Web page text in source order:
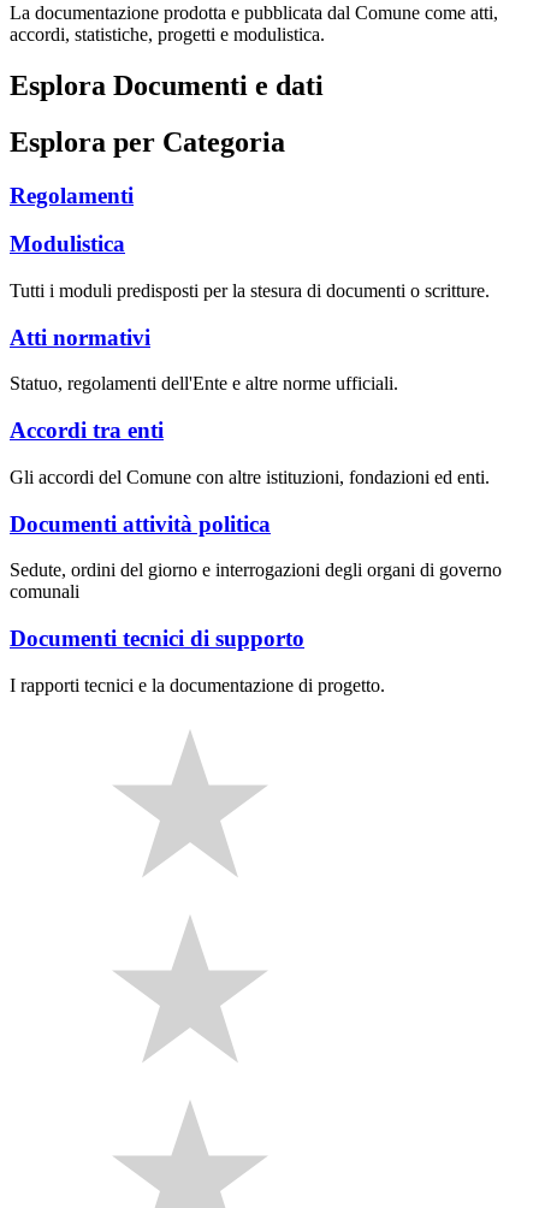
La documentazione prodotta e pubblicata dal Comune come atti,
accordi, statistiche, progetti e modulistica.
Esplora Documenti e dati
Esplora per Categoria
Regolamenti
Modulistica
Tutti i moduli predisposti per la stesura di documenti o scritture.
Atti normativi
Statuo, regolamenti dell'Ente e altre norme ufficiali.
Accordi tra enti
Gli accordi del Comune con altre istituzioni, fondazioni ed enti.
Documenti attività politica
Sedute, ordini del giorno e interrogazioni degli organi di governo
comunali
Documenti tecnici di supporto
I rapporti tecnici e la documentazione di progetto.